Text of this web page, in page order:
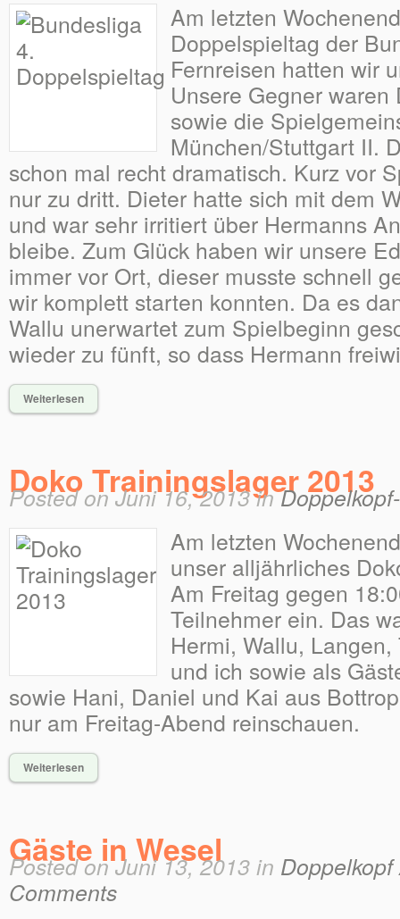
Am letzten
Doppelspieltag der
Fernreisen hatten wir
Unsere Gegner
sowie die
München/Stuttgart II.
schon mal recht dramatisch. Kurz vor
nur zu dritt. Dieter hatte sich mit dem
und war sehr irritiert über Hermanns
bleibe. Zum Glück haben wir unsere
immer vor Ort, dieser musste schnell
wir komplett starten konnten. Da es
Wallu unerwartet zum Spielbeginn
wieder zu fünft, so dass Hermann
Weiterlesen
Doko Trainingslager 2013
Posted on Juni 16, 2013 in
Am letzten
unser alljährliches
Am Freitag gegen
Teilnehmer ein. Das
Hermi, Wallu,
und ich sowie als
sowie Hani, Daniel und Kai aus
nur am Freitag-Abend reinschauen.
Weiterlesen
Gäste in Wesel
Posted on Juni 13, 2013 in
Comments